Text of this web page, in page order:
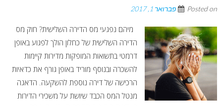
Posted on פברואר 1, 2017
מיהם נפגעי מס הדירה השלישית? חוק מס
הדירה השלישית של כחלון הולך לפגוע באופן
דרמטי בתשואות המופקות מדירות קיימות
להשכרה ובנוסף מוריד באופן גורף את כדאיות
הרכישה של דירה נוספת להשקעה. הדאגה
מנטל המס הכבד שיושת על משכירי הדירות